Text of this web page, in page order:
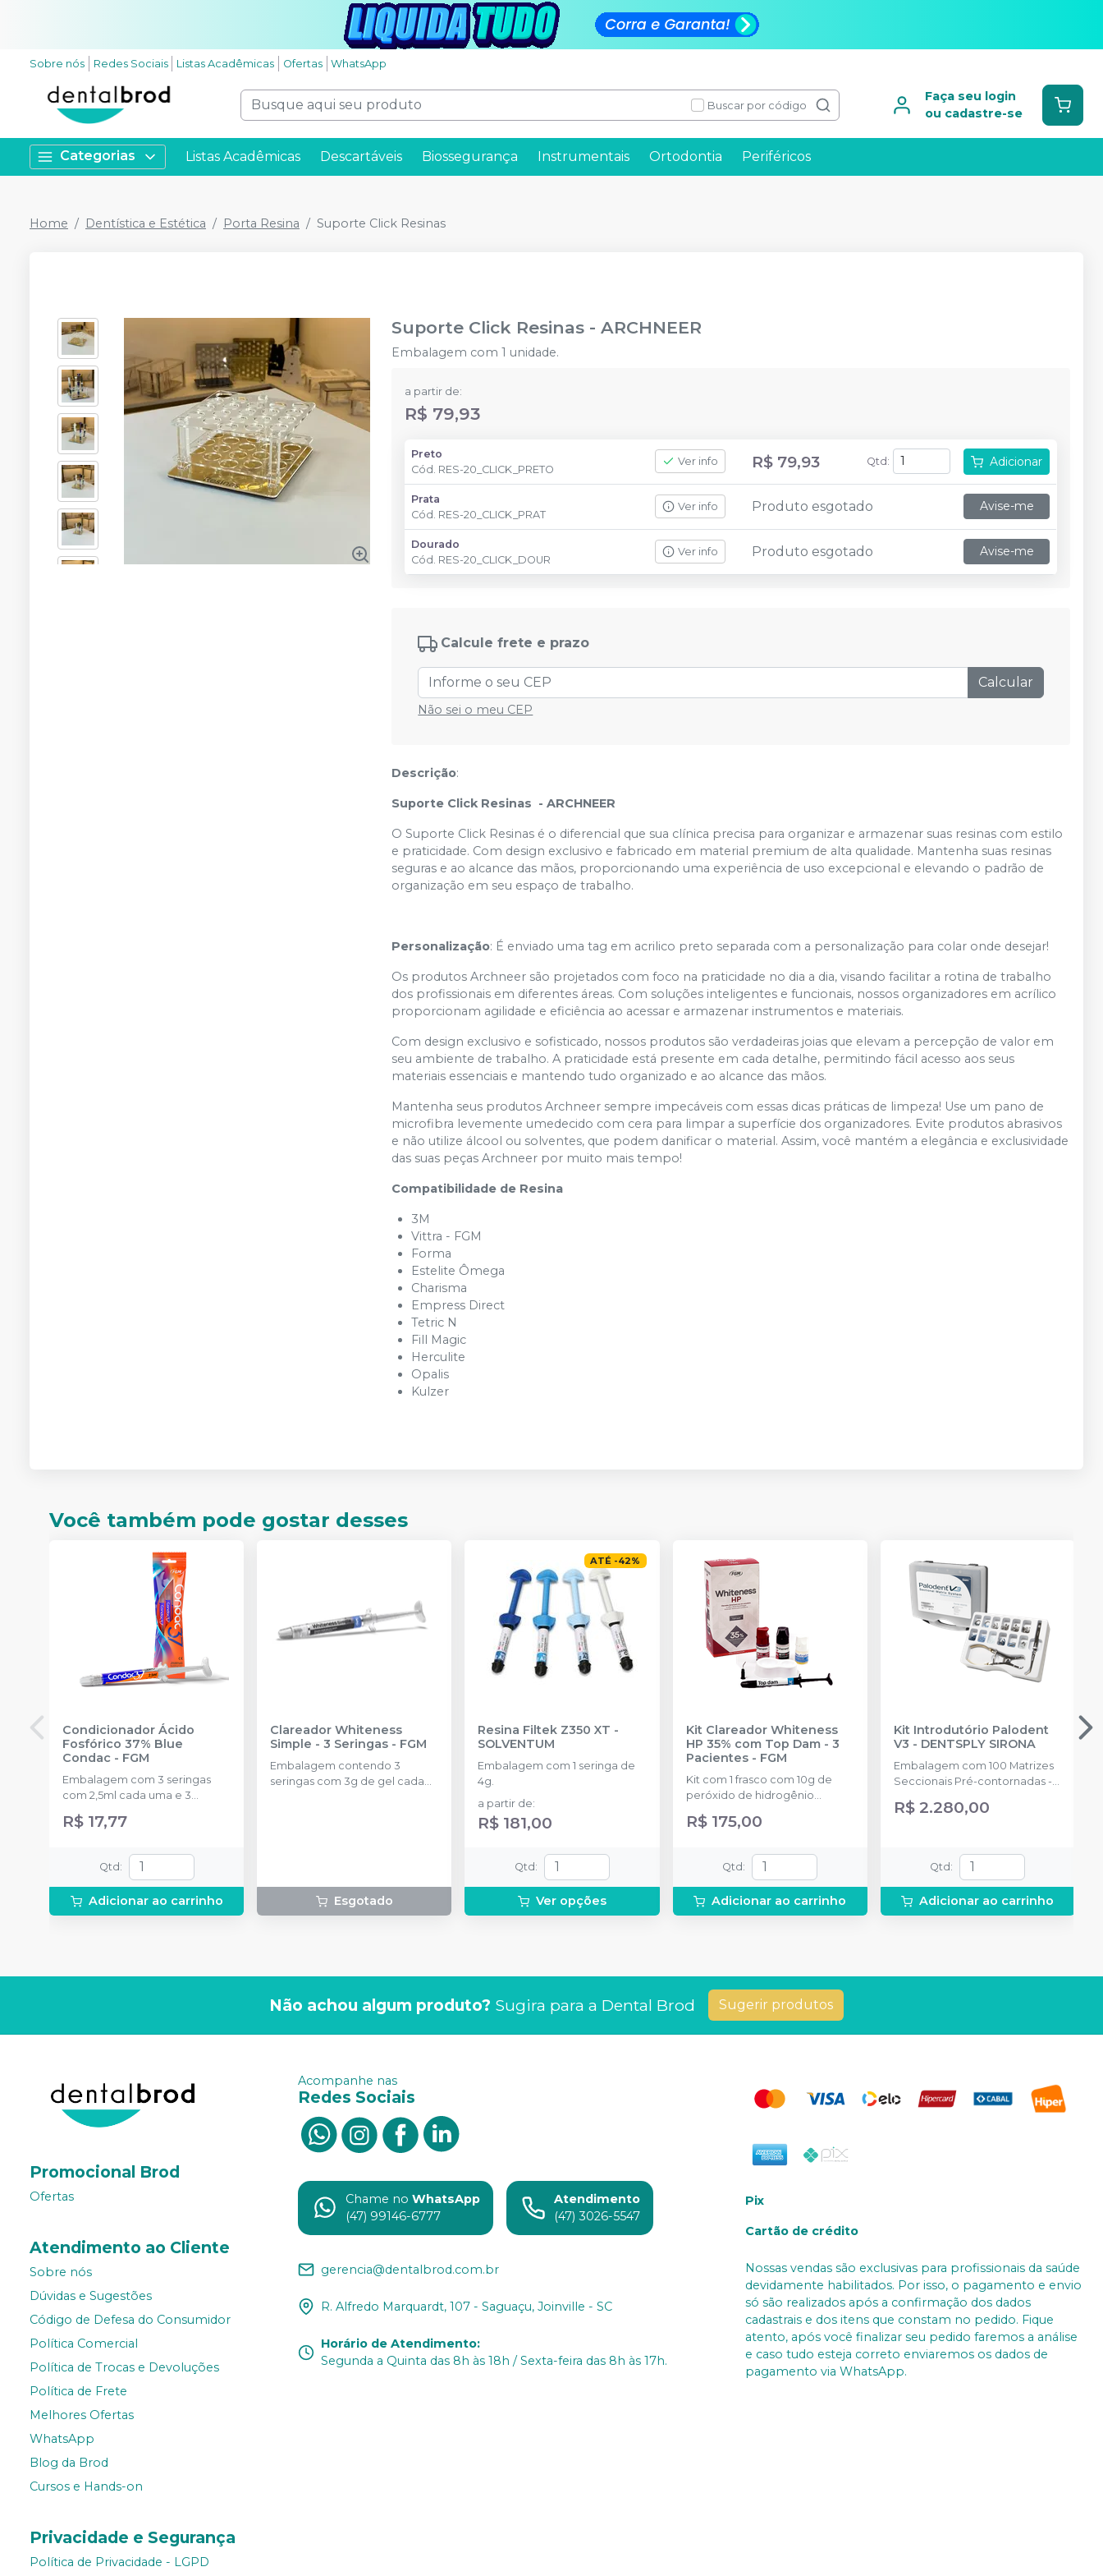
Sobre nós Redes Sociais Listas Acadêmicas Ofertas WhatsApp
Buscar por código
Faça seu login
ou cadastre-se
Categorias Listas Acadêmicas Descartáveis Biossegurança Instrumentais Ortodontia Periféricos
Home Dentística e Estética Porta Resina Suporte Click Resinas
Suporte Click Resinas -ARCHNEER
Embalagem com 1 unidade.
a partir de:
R$ 79,93
Preto
Cód. RES-20_CLICK_PRETO
Ver info R$ 79,93 Qtd : Adicionar
Prata
Cód. RES-20_CLICK_PRAT
Ver info Produto esgotado Avise-me
Dourado
Cód. RES-20_CLICK_DOUR
Ver info Produto esgotado Avise-me
Calcule frete e prazo
Calcular
Não sei o meu CEP
Descrição:
Suporte Click Resinas - ARCHNEER
O Suporte Click Resinas é o diferencial que sua clínica precisa para organizar e armazenar suas resinas com estilo
e praticidade. Com design exclusivo e fabricado em material premium de alta qualidade. Mantenha suas resinas
seguras e ao alcance das mãos, proporcionando uma experiência de uso excepcional e elevando o padrão de
organização em seu espaço de trabalho.
Personalização: É enviado uma tag em acrilico preto separada com a personalização para colar onde desejar!
Os produtos Archneer são projetados com foco na praticidade no dia a dia, visando facilitar a rotina de trabalho
dos profissionais em diferentes áreas. Com soluções inteligentes e funcionais, nossos organizadores em acrílico
proporcionam agilidade e eficiência ao acessar e armazenar instrumentos e materiais.
Com design exclusivo e sofisticado, nossos produtos são verdadeiras joias que elevam a percepção de valor em
seu ambiente de trabalho. A praticidade está presente em cada detalhe, permitindo fácil acesso aos seus
materiais essenciais e mantendo tudo organizado e ao alcance das mãos.
Mantenha seus produtos Archneer sempre impecáveis com essas dicas práticas de limpeza! Use um pano de
microfibra levemente umedecido com cera para limpar a superfície dos organizadores. Evite produtos abrasivos
e não utilize álcool ou solventes, que podem danificar o material. Assim, você mantém a elegância e exclusividade
das suas peças Archneer por muito mais tempo!
Compatibilidade de Resina
3M
Vittra - FGM
Forma
Estelite Ômega
Charisma
Empress Direct
Tetric N
Fill Magic
Herculite
Opalis
Kulzer
Você também pode gostar desses
Condicionador Ácido
Fosfórico 37% Blue
Condac - FGM
Embalagem com 3 seringas
com 2,5ml cada uma e 3
R$ 17,77
Qtd :
Adicionar ao carrinho
Clareador Whiteness
Simple - 3 Seringas - FGM
Embalagem contendo 3
seringas com 3g de gel cada
Esgotado
ATÉ -42%
Resina Filtek Z350 XT -
SOLVENTUM
Embalagem com 1 seringa de
4g.
a partir de:
R$ 181,00
Qtd :
Ver opções
Kit Clareador Whiteness
HP 35% com Top Dam - 3
Pacientes- FGM
Kit com 1 frasco com 10g de
peróxido de hidrogênio
de espessante + 1 frasco com
(neutralizante de peróxidos) + 1
espátula e uma placa para
preparo do gel e 1 Top Dam
com 2g.
R$ 175,00
Qtd :
Adicionar ao carrinho
Kit Introdutório Palodent
V3 - DENTSPLY SIRONA
Embalagem com 100 Matrizes
Seccionais Pré-contornadas -
4.5mm, 5.5mm, 6.5mm, 75
Cunhas Protetoras Inteligentes
- 10 de cada tamanho: P, M, G, 1
Anel Universal; 1 Anel Pequeno;
1 Alicate (Fórceps); 1 Pinça
R$ 2.280,00
Qtd :
Adicionar ao carrinho
Não achou algum produto? Sugira para a Dental Brod Sugerir produtos
Promocional Brod
Ofertas
Atendimento ao Cliente
Sobre nós
Dúvidas e Sugestões
Código de Defesa do Consumidor
Política Comercial
Política de Trocas e Devoluções
Política de Frete
Melhores Ofertas
WhatsApp
Blog da Brod
Cursos e Hands-on
Privacidade e Segurança
Política de Privacidade - LGPD
Acompanhe nas
Redes Sociais
Chame no WhatsApp
(47) 99146-6777
Atendimento
(47) 3026-5547
gerencia@dentalbrod.com.br
R. Alfredo Marquardt, 107 - Saguaçu, Joinville - SC
Horário de Atendimento:
Segunda a Quinta das 8h às 18h / Sexta-feira das 8h às 17h.
Pix
Cartão de crédito
Nossas vendas são exclusivas para profissionais da saúde
devidamente habilitados. Por isso, o pagamento e envio
só são realizados após a confirmação dos dados
cadastrais e dos itens que constam no pedido. Fique
atento, após você finalizar seu pedido faremos a análise
e caso tudo esteja correto enviaremos os dados de
pagamento via WhatsApp.